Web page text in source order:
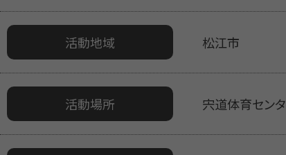
活動地域 松江市
活動場所 宍道体育センタ